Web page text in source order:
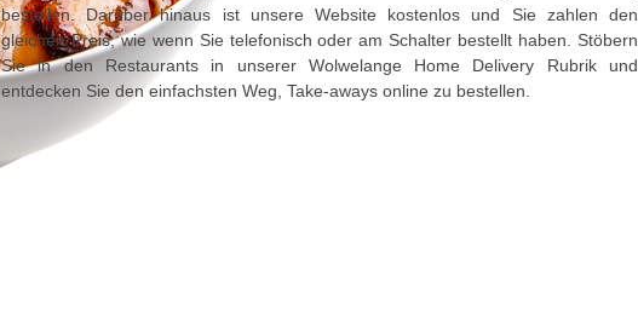
bestellen. Darüber hinaus ist unsere Website kostenlos und Sie zahlen den
gleichen Preis, wie wenn Sie telefonisch oder am Schalter bestellt haben. Stöbern
Sie in den Restaurants in unserer Wolwelange Home Delivery Rubrik und
entdecken Sie den einfachsten Weg, Take-aways online zu bestellen.